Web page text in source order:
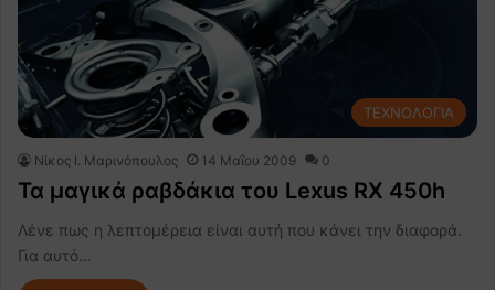
ΤΕΧΝΟΛΟΓΙΑ
Nίκος Ι. Mαρινόπουλος 14 Μαΐου 2009 0
Τα μαγικά ραβδάκια του Lexus RX 450h
Λένε πως η λεπτομέρεια είναι αυτή που κάνει την διαφορά.
Για αυτό…